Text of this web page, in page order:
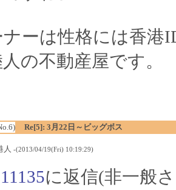
ナーは性格には香港
の不動産屋です。
Re[5]: 3月22日～ビッグボス
人 -(2013/04/19(Fri) 10:19:29)
に返信(非一般